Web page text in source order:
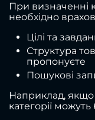
При визначенні
необхідно
Цілі та
Структура
пропонуєте
Пошукові
Наприклад, якщо
категорії